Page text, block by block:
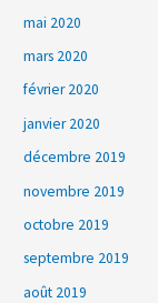
mai 2020
mars 2020
février 2020
janvier 2020
décembre 2019
novembre 2019
octobre 2019
septembre 2019
août 2019